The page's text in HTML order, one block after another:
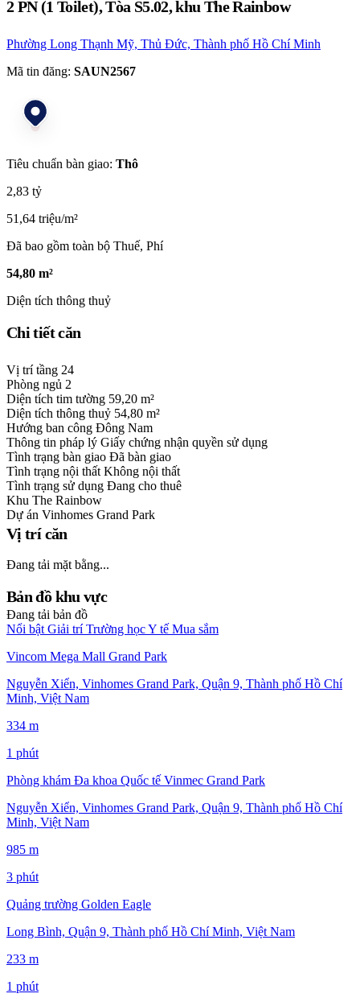
2 PN (1 Toilet), Tòa S5.02, khu The Rainbow
Phường Long Thạnh Mỹ, Thủ Đức, Thành phố Hồ Chí Minh
Mã tin đăng: SAUN2567
Tiêu chuẩn bàn giao: Thô
2,83 tỷ
51,64 triệu/m²
Đã bao gồm toàn bộ Thuế, Phí
54,80 m²
Diện tích thông thuỷ
Chi tiết căn
Vị trí tầng 24
Phòng ngủ 2
Diện tích tim tường 59,20 m²
Diện tích thông thuỷ 54,80 m²
Hướng ban công Đông Nam
Thông tin pháp lý Giấy chứng nhận quyền sử dụng
Tình trạng bàn giao Đã bàn giao
Tình trạng nội thất Không nội thất
Tình trạng sử dụng Đang cho thuê
Khu The Rainbow
Dự án Vinhomes Grand Park
Vị trí căn
Đang tải mặt bằng...
Bản đồ khu vực
Đang tải bản đồ
Nổi bật Giải trí Trường họcY tế Mua sắm
Vincom Mega Mall Grand Park
Nguyễn Xiển, Vinhomes Grand Park, Quận 9, Thành phố Hồ Chí
Minh, Việt Nam
334 m
1 phút
Phòng khám Đa khoa Quốc tế Vinmec Grand Park
Nguyễn Xiển, Vinhomes Grand Park, Quận 9, Thành phố Hồ Chí
Minh, Việt Nam
985 m
3 phút
Quảng trường Golden Eagle
Long Bình, Quận 9, Thành phố Hồ Chí Minh, Việt Nam
233 m
1 phút